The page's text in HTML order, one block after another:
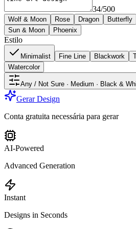
34/500
Wolf & Moon Rose Dragon Butterfly
Sun & Moon
Phoenix
Estilo
Minimalist Fine Line Blackwork
Watercolor
Any / Not Sure · Medium · Black &
Gerar Design
Conta gratuita necessária para gerar
AI-Powered
Advanced Generation
Instant
Designs in Seconds